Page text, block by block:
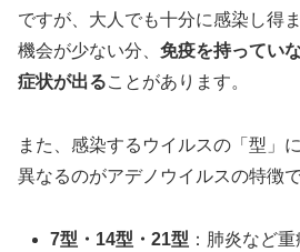
ですが、大人でも十分に感染し得
機会が少ない分、 免疫を持ってい
症状が出ることがあります。
また、感染するウイルスの「型」
異なるのがアデノウイルスの特徴
7型・14型・21型 ：肺炎など